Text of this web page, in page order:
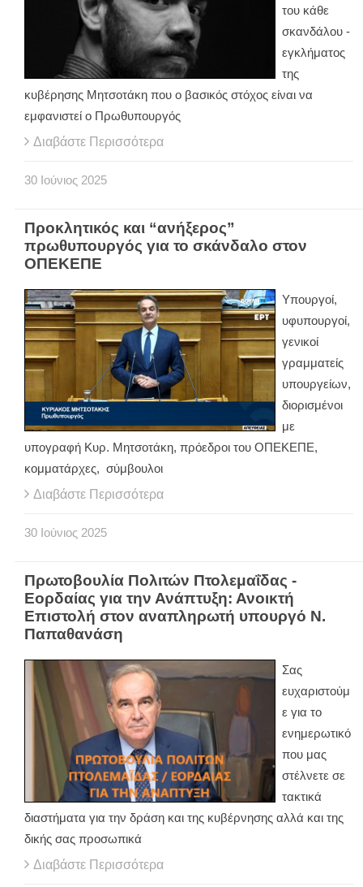
του κάθε
σκανδάλου -
εγκλήματος
της
κυβέρησης Μητσοτάκη που ο βασικός στόχος είναι να
εμφανιστεί ο Πρωθυπουργός
Διαβάστε Περισσότερα
30 Ιούνιος 2025
Προκλητικός και “ανήξερος”
πρωθυπουργός για το σκάνδαλο στον
ΟΠΕΚΕΠΕ
Υπουργοί,
υφυπουργοί,
γενικοί
γραμματείς
υπουργείων,
διορισμένοι
με
υπογραφή Κυρ. Μητσοτάκη, πρόεδροι του ΟΠΕΚΕΠΕ,
κομματάρχες, σύμβουλοι
Διαβάστε Περισσότερα
30 Ιούνιος 2025
Πρωτοβουλία Πολιτών Πτολεμαΐδας -
Εορδαίας για την Ανάπτυξη: Ανοικτή
Επιστολή στον αναπληρωτή υπουργό Ν.
Παπαθανάση
Σας
ευχαριστούμ
ε για το
ενημερωτικό
που μας
στέλνετε σε
τακτικά
διαστήματα για την δράση και της κυβέρνησης αλλά και της
δικής σας προσωπικά
Διαβάστε Περισσότερα